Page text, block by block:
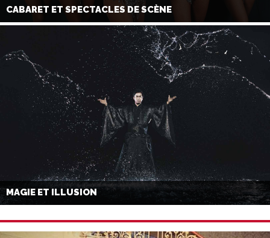
CABARET ET SPECTACLES DE SCÈNE
MAGIE ET ILLUSION